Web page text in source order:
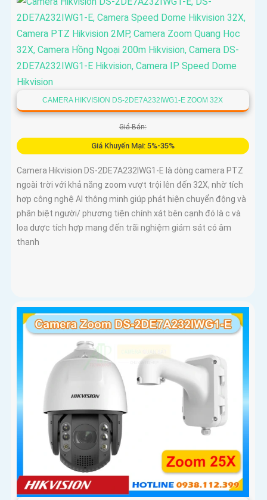
CAMERA HIKVISION DS-2DE7A232IWG1-E ZOOM 32X
Giá Bán:
Giá Khuyến Mại: 5%-35%
Camera Hikvision DS-2DE7A232IWG1-E là dòng camera PTZ
ngoài trời với khả năng zoom vượt trội lên đến 32X, nhờ tích
hợp công nghệ AI thông minh giúp phát hiện chuyển động và
phân biệt người/ phương tiện chính xát bên cạnh đó là c và
loa dược tích hợp mang đến trãi nghiệm giám sát có âm
thanh